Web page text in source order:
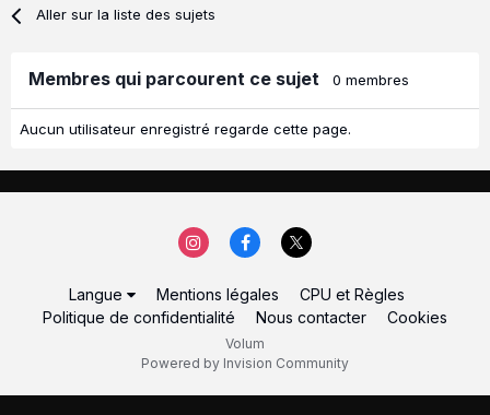
Aller sur la liste des sujets
Membres qui parcourent ce sujet 0 membres
Aucun utilisateur enregistré regarde cette page.
Langue Mentions légales
CPU et Règles
Politique de confidentialité
Nous contacter Cookies
Volum
Powered by Invision Community